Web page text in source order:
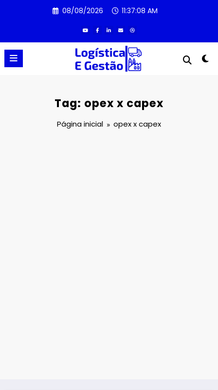
08/08/2026 11:37:08 AM
Tag: opex x capex
Página inicial opex x capex